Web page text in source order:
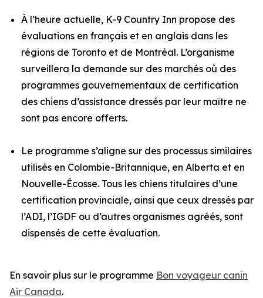
À l’heure actuelle, K-9 Country Inn propose des
évaluations en français et en anglais dans les
régions de Toronto et de Montréal. L’organisme
surveillera la demande sur des marchés où des
programmes gouvernementaux de certification
des chiens d’assistance dressés par leur maître ne
sont pas encore offerts.
Le programme s’aligne sur des processus similaires
utilisés en Colombie-Britannique, en Alberta et en
Nouvelle-Écosse. Tous les chiens titulaires d’une
certification provinciale, ainsi que ceux dressés par
l’ADI, l’IGDF ou d’autres organismes agréés, sont
dispensés de cette évaluation.
En savoir plus sur le programme Bon voyageur canin
Air Canada.